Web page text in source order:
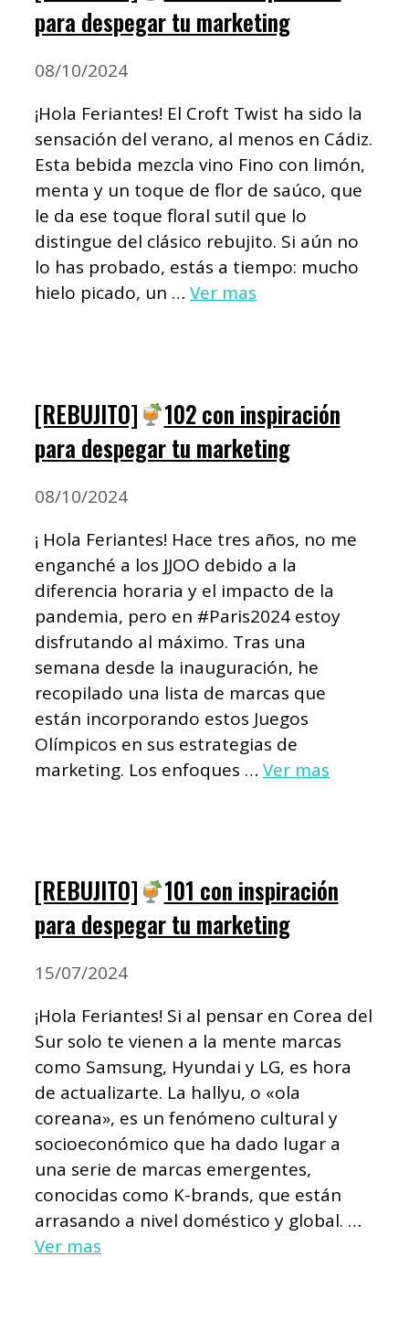
para despegar tu marketing
08/10/2024
¡Hola Feriantes! El Croft Twist ha sido la
sensación del verano, al menos en Cádiz.
Esta bebida mezcla vino Fino con limón,
menta y un toque de flor de saúco, que
le da ese toque floral sutil que lo
distingue del clásico rebujito. Si aún no
lo has probado, estás a tiempo: mucho
hielo picado, un … Ver mas
[REBUJITO]
102 con inspiración
para despegar tu marketing
08/10/2024
¡ Hola Feriantes! Hace tres años, no me
enganché a los JJOO debido a la
diferencia horaria y el impacto de la
pandemia, pero en #Paris2024 estoy
disfrutando al máximo. Tras una
semana desde la inauguración, he
recopilado una lista de marcas que
están incorporando estos Juegos
Olímpicos en sus estrategias de
marketing. Los enfoques … Ver mas
[REBUJITO]
101 con inspiración
para despegar tu marketing
15/07/2024
¡Hola Feriantes! Si al pensar en Corea del
Sur solo te vienen a la mente marcas
como Samsung, Hyundai y LG, es hora
de actualizarte. La hallyu, o «ola
coreana», es un fenómeno cultural y
socioeconómico que ha dado lugar a
una serie de marcas emergentes,
conocidas como K-brands, que están
arrasando a nivel doméstico y global. …
Ver mas